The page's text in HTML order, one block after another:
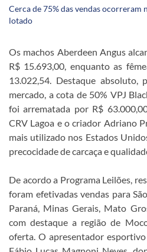
Cerca de 75% das vendas
lotado
Os machos Aberdeen Angus
R$ 15.693,00, enquanto as
13.022,54. Destaque absoluto,
mercado, a cota de 50% VPJ
foi arrematada por R$
CRV Lagoa e o criador Adriano
mais utilizado nos Estados
precocidade de carcaça e
De acordo a Programa Leilões,
foram efetivadas vendas para
Paraná, Minas Gerais, Mato
com destaque a região de
oferta. O apresentador